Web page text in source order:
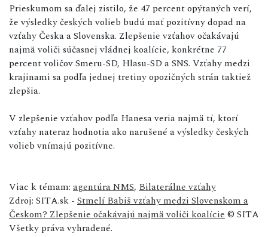
Prieskumom sa ďalej zistilo, že 47 percent opýtaných verí,
že výsledky českých volieb budú mať pozitívny dopad na
vzťahy Česka a Slovenska. Zlepšenie vzťahov očakávajú
najmä voliči súčasnej vládnej koalície, konkrétne 77
percent voličov Smeru-SD, Hlasu-SD a SNS. Vzťahy medzi
krajinami sa podľa jednej tretiny opozičných strán taktiež
zlepšia.
V zlepšenie vzťahov podľa Hanesa veria najmä tí, ktorí
vzťahy nateraz hodnotia ako narušené a výsledky českých
volieb vnímajú pozitívne.
Viac k témam: agentúra NMS, Bilaterálne vzťahy
Zdroj: SITA.sk - Stmelí Babiš vzťahy medzi Slovenskom a
Českom? Zlepšenie očakávajú najmä voliči koalície © SITA
Všetky práva vyhradené.